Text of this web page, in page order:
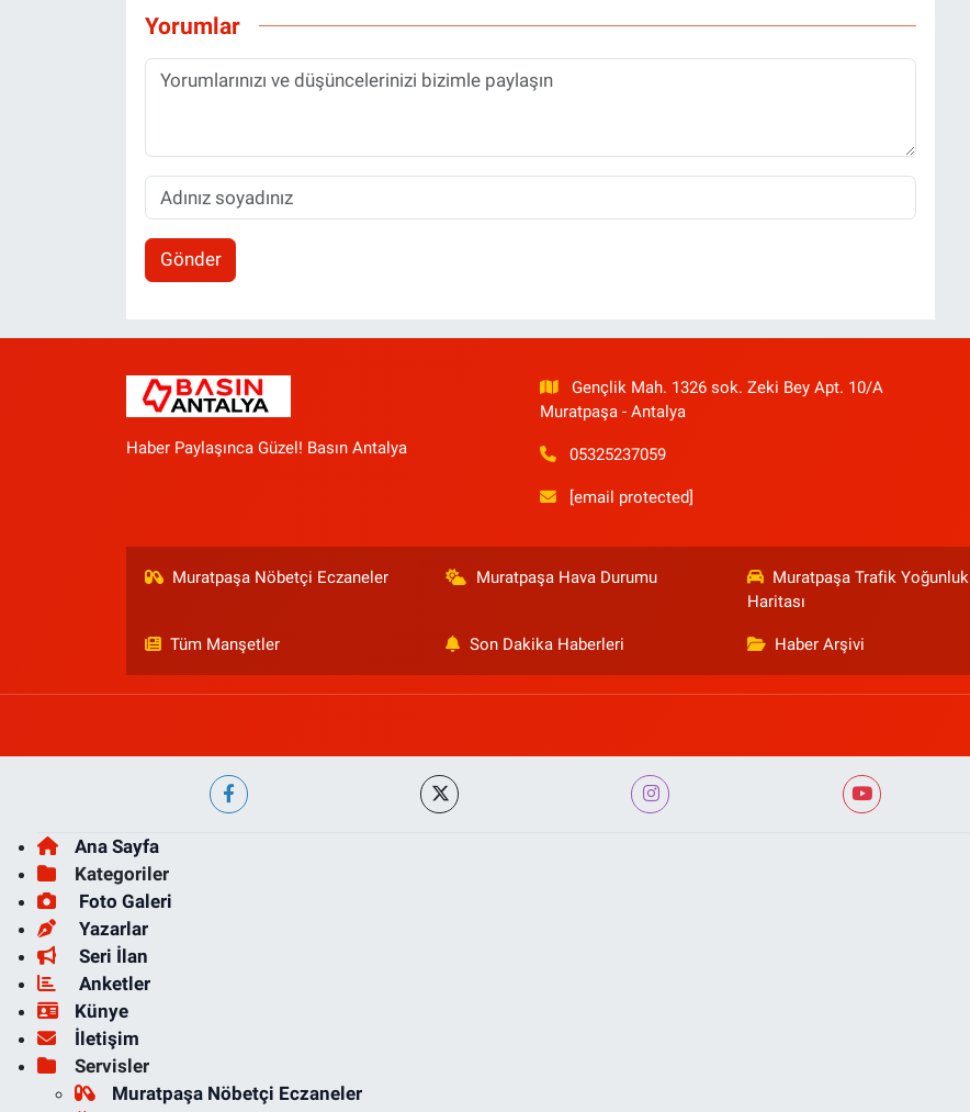
Yorumlar
Gönder
Haber Paylaşınca Güzel! Basın Antalya
Gençlik Mah. 1326 sok. Zeki Bey Apt. 10/A
Muratpaşa - Antalya
05325237059
[email protected]
Muratpaşa Nöbetçi Eczaneler Muratpaşa Hava Durumu
Muratpaşa Trafik Yoğunluk
Haritası
Tüm Manşetler Son Dakika Haberleri Haber Arşivi
Ana Sayfa
Kategoriler
Foto Galeri
Yazarlar
Seri İlan
Anketler
Künye
İletişim
Servisler
Muratpaşa Nöbetçi Eczaneler